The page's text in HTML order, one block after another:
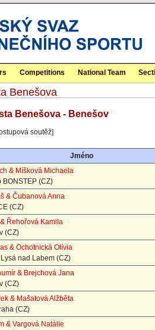
Competitions National Team
Benešova
Benešova - Benešov
soutěž]
Jméno
& Míšková Michaela
BONSTEP (CZ)
& Čubanová Anna
(CZ)
Řehořová Kamila
(CZ)
& Ochotnická Olívia
nad Labem (CZ)
& Brejchová Jana
(CZ)
& Mašatová Alžběta
(CZ)
& Vargová Natálie